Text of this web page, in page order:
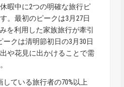
暇中に2つの明確な旅行ピ
。最初のピークは3月27日
を利用した家族旅行が牽引
ークは清明節初日の3月30日
や花見に出かけることで需
ている旅行者の70%以上